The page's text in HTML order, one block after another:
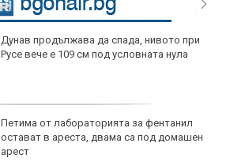
Дунав продължава да спада, нивото при
Русе вече е 109 см под условната нула
Петима от лабораторията за фентанил
остават в ареста, двама са под домашен
арест